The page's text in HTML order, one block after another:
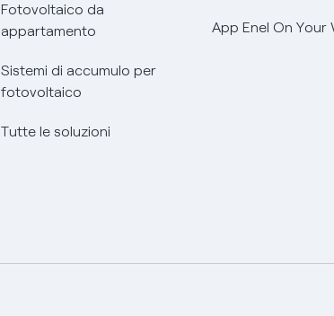
Fotovoltaico da
appartamento
Sistemi di accumulo per
fotovoltaico
Tutte le soluzioni
App Enel On Your